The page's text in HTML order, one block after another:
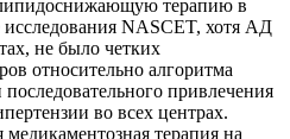
терапию в
исследования NASCET, хотя АД
не было четких
относительно алгоритма
привлечения
во всех центрах.
медикаментозная терапия на